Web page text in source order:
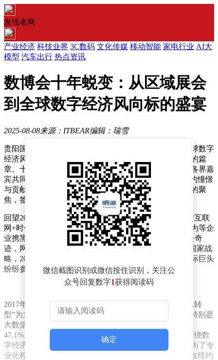
发现者网
产业经济 科技业界 3C数码 文化传媒 移动智能 家电行业 AI大
模型 汽车出行 热点资讯
数博会十年蜕变：从区域展会
到全球数字经济风向标的盛宴
2025-08-08来源：ITBEAR编辑：瑞雪
贵阳国际大数据产业博览会，一个从区域展会跃升至全球数字
经济风向标的传奇旅程，在过去十年间书写了令人瞩目的篇
章。十年前，首届数博会在贵阳拉开帷幕，犹如一场由各界嘉
宾共同筹备的“数据家宴”，每个人都带着自己对大数据的憧憬
与贡献。而今，这场盛宴已吸引了全球超过2000家媒体的聚
焦，签约金额实现从200亿到千亿级的飞跃。
回望2015年，数博会作为全球首个大数据主题展会，在“互联
网+时代的数据安全与发展”的主题下，惠普、谷歌、华为等企
业携黑科技亮相，4万余名专业观众见证了这场西部展会奇
迹，网络点击量高达4.55亿次。随着大数据发展上升为国家战
略，2016年数博会升格为国家级展会，戴尔、微软等国际巨头
纷纷参展，展示了人工智能、云计算等前沿技术。
2017年，数博会以“数字经济引领新增长——开启数字化转
型”为主题，吸引了全球20个国家的500余名海外嘉宾，特别是
大数据、互联网领域的国际企业高管及专家，占比高达
47.1%。这一年，“十大黑科技”概念的首次发布，以及围绕数
字经济、人工智能等前沿话题的高峰对话，让数博会成为了专
业化程度最高的国家展示平台之一。同年，“中国数谷”在纽约
微信截图识别或微信按住识别，关注公
众号回复数字1获得阅读码
确定